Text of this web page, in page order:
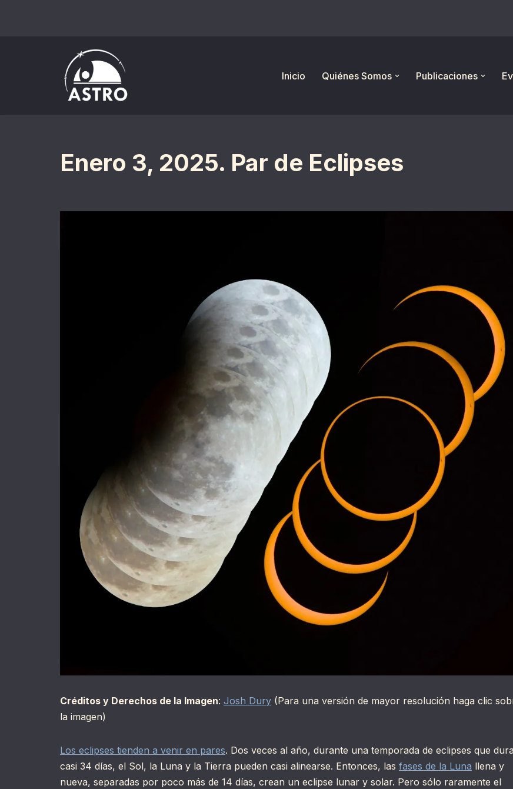
Inicio
Quiénes Somos Publicaciones
Enero 3, 2025. Par de Eclipses
Créditos y Derechos de la Imagen: Josh Dury (Para una versión de mayor resolución haga clic
la imagen)
Los eclipses tienden a venir en pares. Dos veces al año, durante una temporada de eclipses que dura
casi 34 días, el Sol, la Luna y la Tierra pueden casi alinearse. Entonces, las fases de la Luna llena y
nueva, separadas por poco más de 14 días, crean un eclipse lunar y solar. Pero sólo raramente el